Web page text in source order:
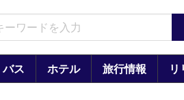
バス ホテル 旅行情報 リ